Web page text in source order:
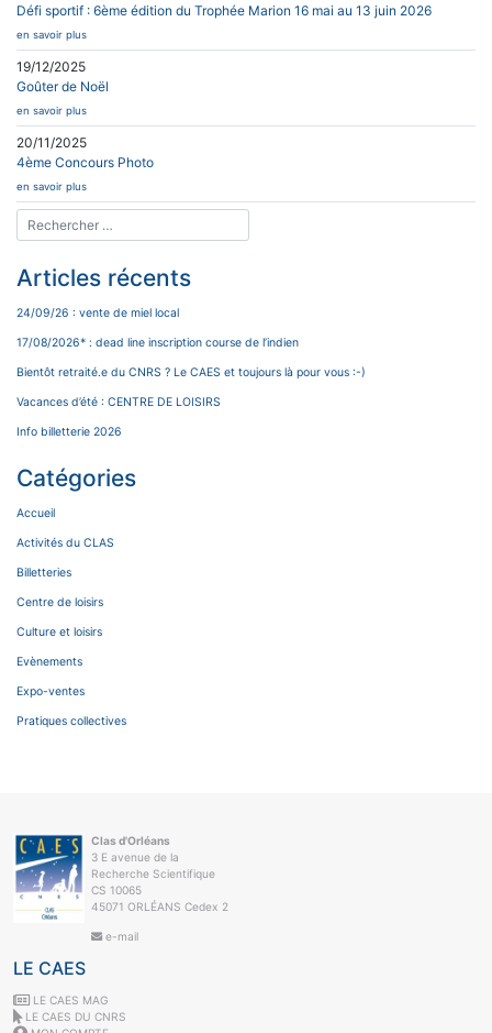
Défi sportif : 6ème édition du Trophée Marion 16 mai au 13 juin 2026
en savoir plus
19/12/2025
Goûter de Noël
en savoir plus
20/11/2025
4ème Concours Photo
en savoir plus
Articles récents
24/09/26 : vente de miel local
17/08/2026* : dead line inscription course de l’indien
Bientôt retraité.e du CNRS ? Le CAES et toujours là pour vous :-)
Vacances d’été : CENTRE DE LOISIRS
Info billetterie 2026
Catégories
Accueil
Activités du CLAS
Billetteries
Centre de loisirs
Culture et loisirs
Evènements
Expo-ventes
Pratiques collectives
Clas d'Orléans
3 E avenue de la
Recherche Scientifique
CS 10065
45071 ORLÉANS Cedex 2
e-mail
LE CAES
LE CAES MAG
LE CAES DU CNRS